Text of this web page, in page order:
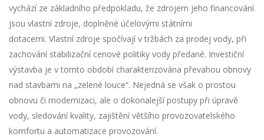
vychází ze základního předpokladu, že zdrojem jeho financování
jsou vlastní zdroje, doplněné účelovými státními
dotacemi. Vlastní zdroje spočívají v tržbách za prodej vody, při
zachování stabilizační cenové politiky vody předané. Investiční
výstavba je v tomto období charakterizována převahou obnovy
nad stavbami na „zelené louce“. Nejedná se však o prostou
obnovu či modernizaci, ale o dokonalejší postupy při úpravě
vody, sledování kvality, zajištění většího provozovatelského
komfortu a automatizace provozování.